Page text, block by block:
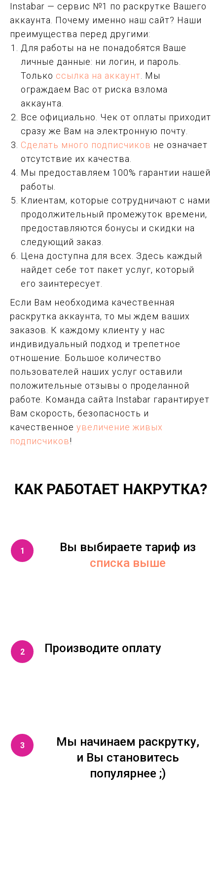
Instabar — сервис №1 по раскрутке Вашего
аккаунта. Почему именно наш сайт? Наши
преимущества перед другими:
Для работы на не понадобятся Ваше
личные данные: ни логин, и пароль.
Только ссылка на аккаунт . Мы
ограждаем Вас от риска взлома
аккаунта.
Все официально. Чек от оплаты приходит
сразу же Вам на электронную почту.
Сделать много подписчиков не означает
отсутствие их качества.
Мы предоставляем 100% гарантии нашей
работы.
Клиентам, которые сотрудничают с нами
продолжительный промежуток времени,
предоставляются бонусы и скидки на
следующий заказ.
Цена доступна для всех. Здесь каждый
найдет себе тот пакет услуг, который
его заинтересует.
Если Вам необходима качественная
раскрутка аккаунта, то мы ждем ваших
заказов. К каждому клиенту у нас
индивидуальный подход и трепетное
отношение. Большое количество
пользователей наших услуг оставили
положительные отзывы о проделанной
работе. Команда сайта Instabar гарантирует
Вам скорость, безопасность и
качественное увеличение живых
подписчиков!
КАК РАБОТАЕТ НАКРУТКА?
Вы выбираете тариф из
списка выше
Производите оплату
Мы начинаем раскрутку,
и Вы становитесь
популярнее ;)